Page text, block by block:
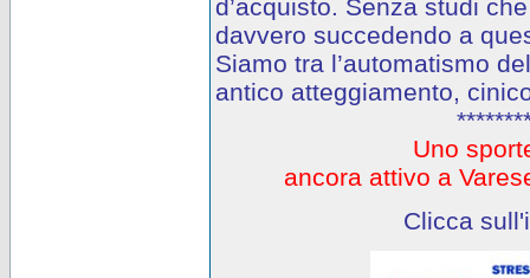
d’acquisto. Senza studi
davvero succedendo a
Siamo tra l’automatismo
antico atteggiamento,
Uno
ancora attivo a
Clicca